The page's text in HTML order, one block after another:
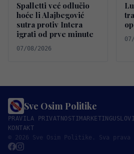
Spalletti već odlučio
hoće li Alajbegović
sutra protiv Intera
igrati od prve minute
07/08/2026
Sve Osim Politike
PRAVILA PRIVATNOSTI MARKETING
KONTAKT
© 2026 Sve Osim Politike. Sva prava